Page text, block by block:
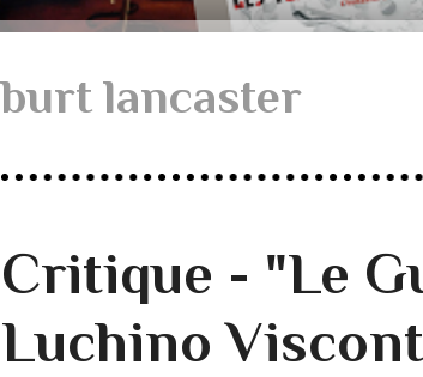
burt lancaster
Critique - "Le
Luchino